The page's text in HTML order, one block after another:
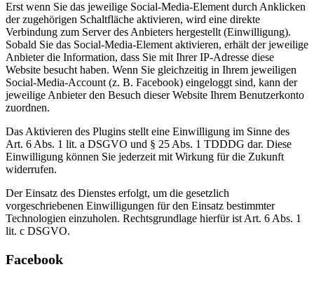
Erst wenn Sie das jeweilige Social-Media-Element durch Anklicken
der zugehörigen Schaltfläche aktivieren, wird eine direkte
Verbindung zum Server des Anbieters hergestellt (Einwilligung).
Sobald Sie das Social-Media-Element aktivieren, erhält der jeweilige
Anbieter die Information, dass Sie mit Ihrer IP-Adresse diese
Website besucht haben. Wenn Sie gleichzeitig in Ihrem jeweiligen
Social-Media-Account (z. B. Facebook) eingeloggt sind, kann der
jeweilige Anbieter den Besuch dieser Website Ihrem Benutzerkonto
zuordnen.
Das Aktivieren des Plugins stellt eine Einwilligung im Sinne des
Art. 6 Abs. 1 lit. a DSGVO und § 25 Abs. 1 TDDDG dar. Diese
Einwilligung können Sie jederzeit mit Wirkung für die Zukunft
widerrufen.
Der Einsatz des Dienstes erfolgt, um die gesetzlich
vorgeschriebenen Einwilligungen für den Einsatz bestimmter
Technologien einzuholen. Rechtsgrundlage hierfür ist Art. 6 Abs. 1
lit. c DSGVO.
Facebook